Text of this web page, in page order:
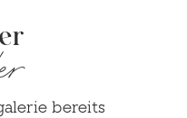
bereits